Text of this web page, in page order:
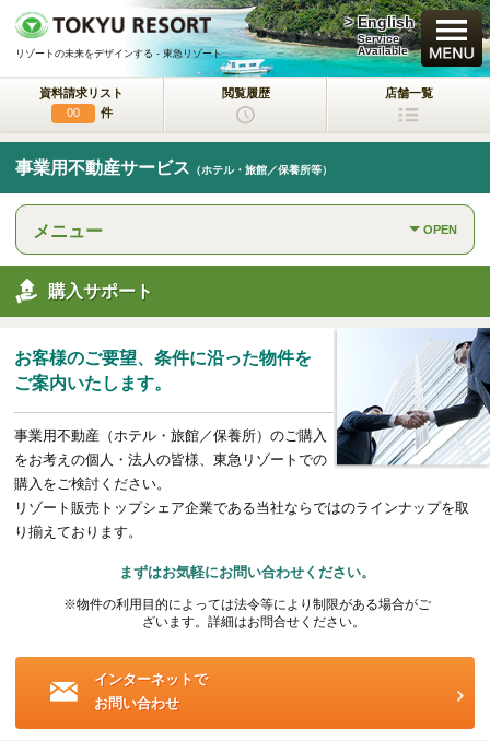
リゾートの未来をデザインする - 東急リゾート
> English
Service
Available
資料請求リスト
00
件
閲覧履歴 店舗一覧
事業用不動産サービス （ホテル・旅館／保養所等）
メニュー OPEN
購入サポート
お客様のご要望、条件に沿った物件を
ご案内いたします。
事業用不動産（ホテル・旅館／保養所）のご購入
をお考えの個人・法人の皆様、東急リゾートでの
購入をご検討ください。
リゾート販売トップシェア企業である当社ならではのラインナップを取
り揃えております。
まずはお気軽にお問い合わせください。
※物件の利用目的によっては法令等により制限がある場合がご
ざいます。詳細はお問合せください。
インターネットで
お問い合わせ
買いたい
新規・新築マンション
中古物件
一戸建て/マンション/土地
東急ハーヴェストクラブ
会員制リゾートホテル
ホテルコンドミニアム
所有するリゾートから
事業用不動産サービス
（ホテル・旅館／保養所等）
海外事業（ハワイ）
海外事業（フィリピン）
査定をしてほしい